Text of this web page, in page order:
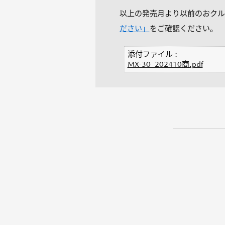
以上の発売月より以前のおク
ださい」 をご確認ください。
添付ファイル :
MX-30_202410商.pdf